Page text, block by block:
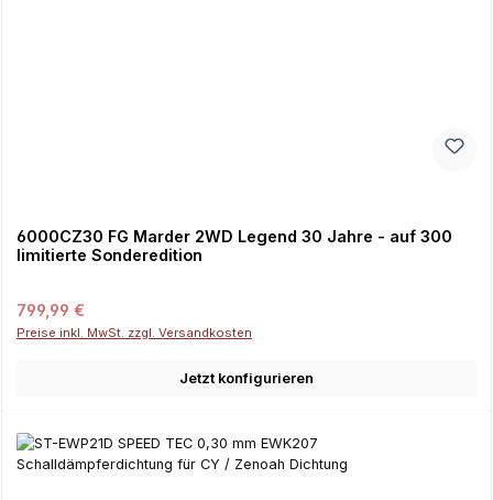
6000CZ30 FG Marder 2WD Legend 30 Jahre - auf 300
limitierte Sonderedition
Regulärer Preis:
799,99 €
Preise inkl. MwSt. zzgl. Versandkosten
Jetzt konfigurieren